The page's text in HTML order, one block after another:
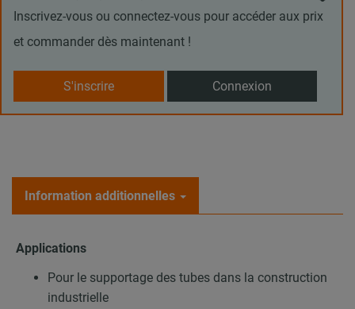
Inscrivez-vous ou connectez-vous pour accéder aux prix
et commander dès maintenant !
S'inscrire Connexion
Information additionnelles
Applications
Pour le supportage des tubes dans la construction
industrielle